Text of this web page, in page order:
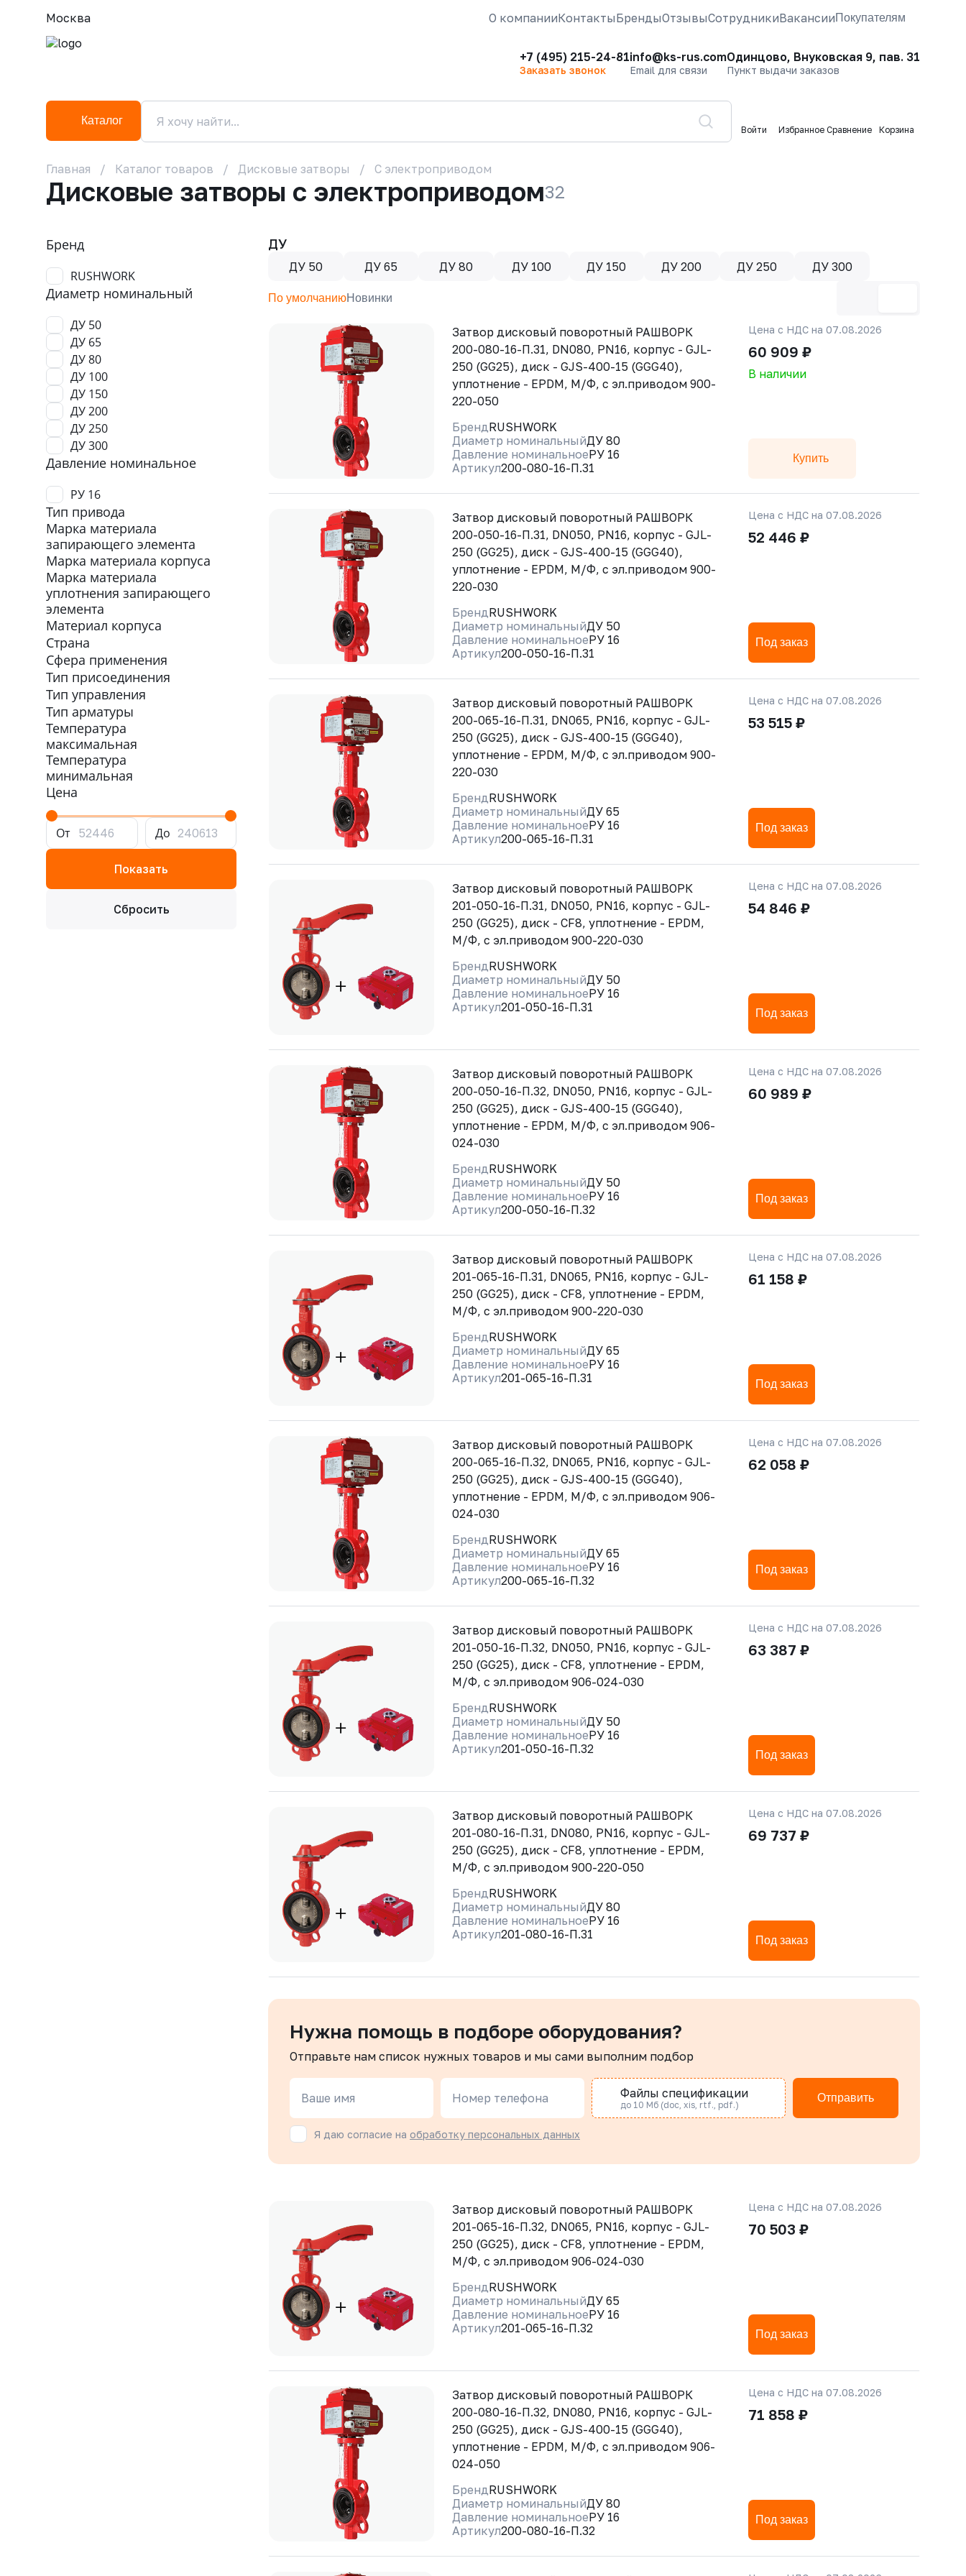
Москва О компанииКонтактыБрендыОтзывыСотрудникиВакансииПокупателям
+7 (495) 215-24-81
Заказать звонок
info@ks-rus.com
Email для связи
Одинцово, Внуковская 9, пав. 31
Пункт выдачи заказов
Каталог
Войти Избранное Сравнение Корзина
Главная Каталог товаров Дисковые затворы С электроприводом
Дисковые затворы с электроприводом32
Бренд
RUSHWORK
Диаметр номинальный
ДУ 50
ДУ 65
ДУ 80
ДУ 100
ДУ 150
ДУ 200
ДУ 250
ДУ 300
Давление номинальное
РУ 16
Тип привода
Марка материала
запирающего элемента
Марка материала корпуса
Марка материала
уплотнения запирающего
элемента
Материал корпуса
Страна
Сфера применения
Тип присоединения
Тип управления
Тип арматуры
Температура
максимальная
Температура
минимальная
Цена
От До
ДУ
ДУ 50 ДУ 65 ДУ 80 ДУ 100 ДУ 150 ДУ 200 ДУ 250 ДУ 300
По умолчаниюНовинки
Затвор дисковый поворотный РАШВОРК
200-080-16-П.31, DN080, PN16, корпус - GJL-
250 (GG25), диск - GJS-400-15 (GGG40),
уплотнение - EPDM, М/Ф, с эл.приводом 900-
220-050
БрендRUSHWORK
Диаметр номинальныйДУ 80
Давление номинальноеРУ 16
Артикул200-080-16-П.31
Цена с НДС на 07.08.2026
60 909 ₽
В наличии
Купить
Затвор дисковый поворотный РАШВОРК
200-050-16-П.31, DN050, PN16, корпус - GJL-
250 (GG25), диск - GJS-400-15 (GGG40),
уплотнение - EPDM, М/Ф, с эл.приводом 900-
220-030
БрендRUSHWORK
Диаметр номинальныйДУ 50
Давление номинальноеРУ 16
Артикул200-050-16-П.31
Цена с НДС на 07.08.2026
52 446 ₽
Под заказ
Затвор дисковый поворотный РАШВОРК
200-065-16-П.31, DN065, PN16, корпус - GJL-
250 (GG25), диск - GJS-400-15 (GGG40),
уплотнение - EPDM, М/Ф, с эл.приводом 900-
220-030
БрендRUSHWORK
Диаметр номинальныйДУ 65
Давление номинальноеРУ 16
Артикул200-065-16-П.31
Цена с НДС на 07.08.2026
53 515 ₽
Под заказ
Затвор дисковый поворотный РАШВОРК
201-050-16-П.31, DN050, PN16, корпус - GJL-
250 (GG25), диск - CF8, уплотнение - EPDM,
М/Ф, с эл.приводом 900-220-030
БрендRUSHWORK
Диаметр номинальныйДУ 50
Давление номинальноеРУ 16
Артикул201-050-16-П.31
Цена с НДС на 07.08.2026
54 846 ₽
Под заказ
Затвор дисковый поворотный РАШВОРК
200-050-16-П.32, DN050, PN16, корпус - GJL-
250 (GG25), диск - GJS-400-15 (GGG40),
уплотнение - EPDM, М/Ф, с эл.приводом 906-
024-030
БрендRUSHWORK
Диаметр номинальныйДУ 50
Давление номинальноеРУ 16
Артикул200-050-16-П.32
Цена с НДС на 07.08.2026
60 989 ₽
Под заказ
Затвор дисковый поворотный РАШВОРК
201-065-16-П.31, DN065, PN16, корпус - GJL-
250 (GG25), диск - CF8, уплотнение - EPDM,
М/Ф, с эл.приводом 900-220-030
БрендRUSHWORK
Диаметр номинальныйДУ 65
Давление номинальноеРУ 16
Артикул201-065-16-П.31
Цена с НДС на 07.08.2026
61 158 ₽
Под заказ
Затвор дисковый поворотный РАШВОРК
200-065-16-П.32, DN065, PN16, корпус - GJL-
250 (GG25), диск - GJS-400-15 (GGG40),
уплотнение - EPDM, М/Ф, с эл.приводом 906-
024-030
БрендRUSHWORK
Диаметр номинальныйДУ 65
Давление номинальноеРУ 16
Артикул200-065-16-П.32
Цена с НДС на 07.08.2026
62 058 ₽
Под заказ
Затвор дисковый поворотный РАШВОРК
201-050-16-П.32, DN050, PN16, корпус - GJL-
250 (GG25), диск - CF8, уплотнение - EPDM,
М/Ф, с эл.приводом 906-024-030
БрендRUSHWORK
Диаметр номинальныйДУ 50
Давление номинальноеРУ 16
Артикул201-050-16-П.32
Цена с НДС на 07.08.2026
63 387 ₽
Под заказ
Затвор дисковый поворотный РАШВОРК
201-080-16-П.31, DN080, PN16, корпус - GJL-
250 (GG25), диск - CF8, уплотнение - EPDM,
М/Ф, с эл.приводом 900-220-050
БрендRUSHWORK
Диаметр номинальныйДУ 80
Давление номинальноеРУ 16
Артикул201-080-16-П.31
Цена с НДС на 07.08.2026
69 737 ₽
Под заказ
Нужна помощь в подборе оборудования?
Отправьте нам список нужных товаров и мы сами выполним подбор
Ваше имя Номер телефона Файлы спецификации
до 10 Мб (doc, xis, rtf., pdf.)
Отправить
Я даю согласие на обработку персональных данных
Затвор дисковый поворотный РАШВОРК
201-065-16-П.32, DN065, PN16, корпус - GJL-
250 (GG25), диск - CF8, уплотнение - EPDM,
М/Ф, с эл.приводом 906-024-030
БрендRUSHWORK
Диаметр номинальныйДУ 65
Давление номинальноеРУ 16
Артикул201-065-16-П.32
Цена с НДС на 07.08.2026
70 503 ₽
Под заказ
Затвор дисковый поворотный РАШВОРК
200-080-16-П.32, DN080, PN16, корпус - GJL-
250 (GG25), диск - GJS-400-15 (GGG40),
уплотнение - EPDM, М/Ф, с эл.приводом 906-
024-050
БрендRUSHWORK
Диаметр номинальныйДУ 80
Давление номинальноеРУ 16
Артикул200-080-16-П.32
Цена с НДС на 07.08.2026
71 858 ₽
Под заказ